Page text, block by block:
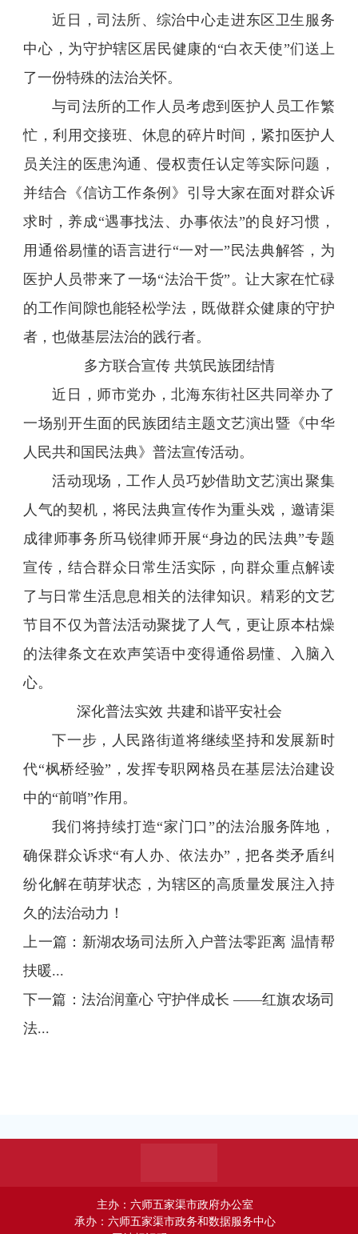
近日，司法所、综治中心走进东区卫生服务
中心，为守护辖区居民健康的“白衣天使”们送上
了一份特殊的法治关怀。
与司法所的工作人员考虑到医护人员工作繁
忙，利用交接班、休息的碎片时间，紧扣医护人
员关注的医患沟通、侵权责任认定等实际问题，
并结合《信访工作条例》引导大家在面对群众诉
求时，养成“遇事找法、办事依法”的良好习惯，
用通俗易懂的语言进行“一对一”民法典解答，为
医护人员带来了一场“法治干货”。让大家在忙碌
的工作间隙也能轻松学法，既做群众健康的守护
者，也做基层法治的践行者。
多方联合宣传 共筑民族团结情
近日，师市党办，北海东街社区共同举办了
一场别开生面的民族团结主题文艺演出暨《中华
人民共和国民法典》普法宣传活动。
活动现场，工作人员巧妙借助文艺演出聚集
人气的契机，将民法典宣传作为重头戏，邀请渠
成律师事务所马锐律师开展“身边的民法典”专题
宣传，结合群众日常生活实际，向群众重点解读
了与日常生活息息相关的法律知识。精彩的文艺
节目不仅为普法活动聚拢了人气，更让原本枯燥
的法律条文在欢声笑语中变得通俗易懂、入脑入
心。
深化普法实效 共建和谐平安社会
下一步，人民路街道将继续坚持和发展新时
代“枫桥经验”，发挥专职网格员在基层法治建设
中的“前哨”作用。
我们将持续打造“家门口”的法治服务阵地，
确保群众诉求“有人办、依法办”，把各类矛盾纠
纷化解在萌芽状态，为辖区的高质量发展注入持
久的法治动力！
上一篇： 新湖农场司法所入户普法零距离 温情帮
扶暖...
下一篇： 法治润童心 守护伴成长 ——红旗农场司
法...
主办：六师五家渠市政府办公室
承办：六师五家渠市政务和数据服务中心